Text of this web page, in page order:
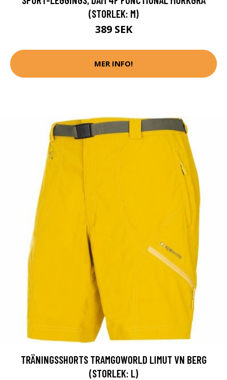
(STORLEK: M)
389 SEK
MER INFO!
TRÄNINGSSHORTS TRAMGOWORLD LIMUT VN BERG
(STORLEK: L)